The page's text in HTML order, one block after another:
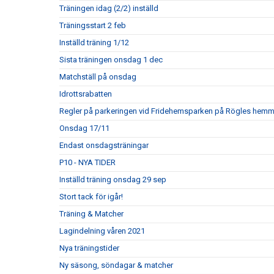
Träningen idag (2/2) inställd
Träningsstart 2 feb
Inställd träning 1/12
Sista träningen onsdag 1 dec
Matchställ på onsdag
Idrottsrabatten
Regler på parkeringen vid Fridehemsparken på Rögles
Onsdag 17/11
Endast onsdagsträningar
P10 - NYA TIDER
Inställd träning onsdag 29 sep
Stort tack för igår!
Träning & Matcher
Lagindelning våren 2021
Nya träningstider
Ny säsong, söndagar & matcher